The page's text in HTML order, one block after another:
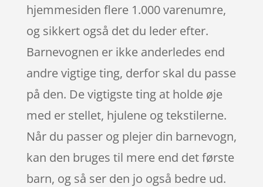
hjemmesiden flere 1.000 varenumre,
og sikkert også det du leder efter.
Barnevognen er ikke anderledes end
andre vigtige ting, derfor skal du passe
på den. De vigtigste ting at holde øje
med er stellet, hjulene og tekstilerne.
Når du passer og plejer din barnevogn,
kan den bruges til mere end det første
barn, og så ser den jo også bedre ud.